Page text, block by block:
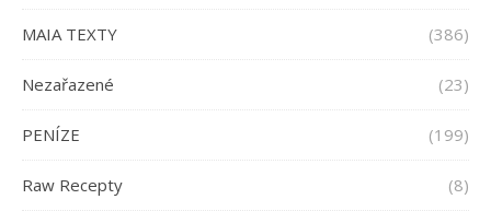
MAIA TEXTY (386)
Nezařazené (23)
PENÍZE (199)
Raw Recepty (8)